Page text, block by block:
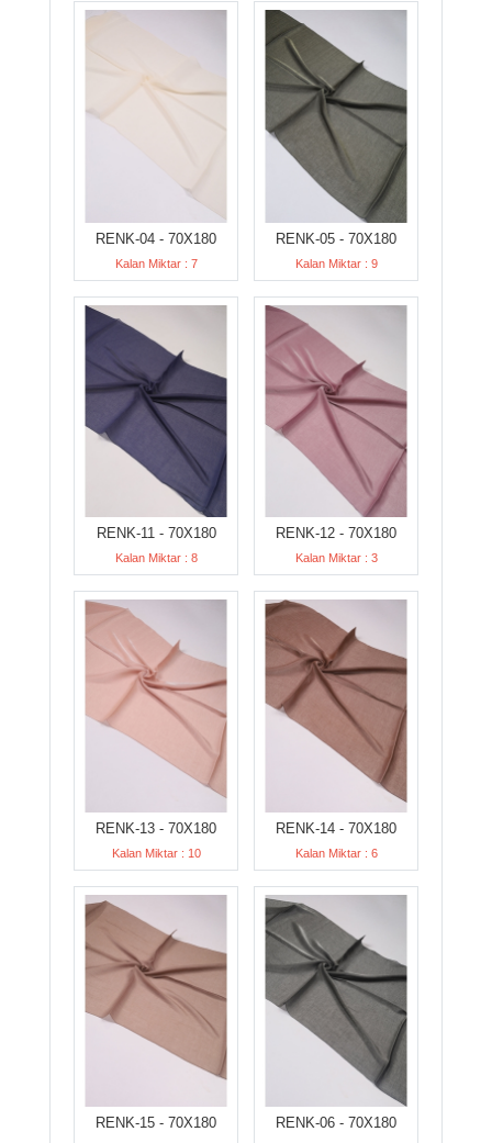
RENK-04 - 70X180
Kalan Miktar : 7
RENK-05 - 70X180
Kalan Miktar : 9
RENK-11 - 70X180
Kalan Miktar : 8
RENK-12 - 70X180
Kalan Miktar : 3
RENK-13 - 70X180
Kalan Miktar : 10
RENK-14 - 70X180
Kalan Miktar : 6
RENK-15 - 70X180 RENK-06 - 70X180